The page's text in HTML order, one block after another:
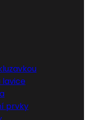
lavice
prvky